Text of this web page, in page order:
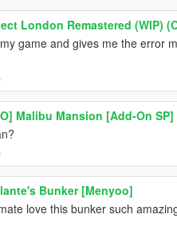
London Remastered (WIP)
game and gives me the error
Malibu Mansion [Add-On SP]
Bunker [Menyoo]
love this bunker such